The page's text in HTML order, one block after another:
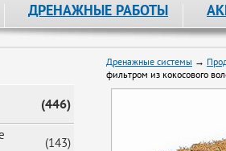
ДРЕНАЖНЫЕ РАБОТЫ
(446)
(143)
Дренажные системы →
фильтром из кокосового